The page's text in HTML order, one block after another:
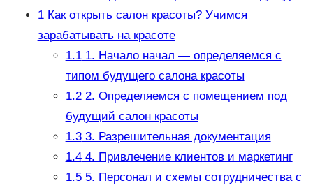
1Как открыть салон красоты? Учимся
зарабатывать на красоте
1.11. Начало начал — определяемся с
типом будущего салона красоты
1.22. Определяемся с помещением под
будущий салон красоты
1.33. Разрешительная документация
1.44. Привлечение клиентов и маркетинг
1.55. Персонал и схемы сотрудничества с